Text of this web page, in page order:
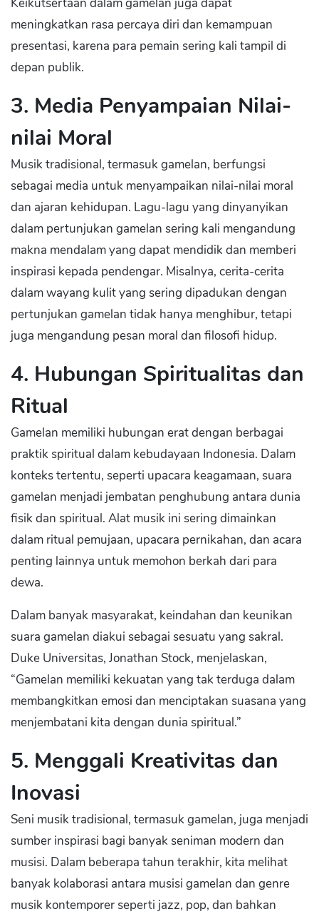
meningkatkan rasa percaya diri dan kemampuan
presentasi, karena para pemain sering kali tampil di
depan publik.
3. Media Penyampaian Nilai-
nilai Moral
Musik tradisional, termasuk gamelan, berfungsi
sebagai media untuk menyampaikan nilai-nilai moral
dan ajaran kehidupan. Lagu-lagu yang dinyanyikan
dalam pertunjukan gamelan sering kali mengandung
makna mendalam yang dapat mendidik dan memberi
inspirasi kepada pendengar. Misalnya, cerita-cerita
dalam wayang kulit yang sering dipadukan dengan
pertunjukan gamelan tidak hanya menghibur, tetapi
juga mengandung pesan moral dan filosofi hidup.
4. Hubungan Spiritualitas dan
Ritual
Gamelan memiliki hubungan erat dengan berbagai
praktik spiritual dalam kebudayaan Indonesia. Dalam
konteks tertentu, seperti upacara keagamaan, suara
gamelan menjadi jembatan penghubung antara dunia
fisik dan spiritual. Alat musik ini sering dimainkan
dalam ritual pemujaan, upacara pernikahan, dan acara
penting lainnya untuk memohon berkah dari para
dewa.
Dalam banyak masyarakat, keindahan dan keunikan
suara gamelan diakui sebagai sesuatu yang sakral.
Duke Universitas, Jonathan Stock, menjelaskan,
“Gamelan memiliki kekuatan yang tak terduga dalam
membangkitkan emosi dan menciptakan suasana yang
menjembatani kita dengan dunia spiritual.”
5. Menggali Kreativitas dan
Inovasi
Seni musik tradisional, termasuk gamelan, juga menjadi
sumber inspirasi bagi banyak seniman modern dan
musisi. Dalam beberapa tahun terakhir, kita melihat
banyak kolaborasi antara musisi gamelan dan genre
musik kontemporer seperti jazz, pop, dan bahkan